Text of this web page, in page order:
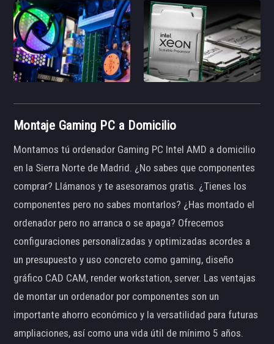
Montaje Gaming PC a Domicilio
Montamos tú ordenador Gaming PC Intel AMD a domicilio
en la Sierra Norte de Madrid. ¿No sabes que componentes
comprar? Llámanos y te asesoramos gratis. ¿Tienes los
componentes pero no sabes montarlos? ¿Has montado el
ordenador pero no arranca o se apaga? Ofrecemos
configuraciones personalizadas y optimizadas acordes a
un presupuesto y uso concreto como gaming, diseño
gráfico CAD CAM, render workstation, server. Las ventajas
de montar un ordenador por componentes son un
importante ahorro económico y la versatilidad para futuras
ampliaciones, así como una vida útil de mínimo 5 años.